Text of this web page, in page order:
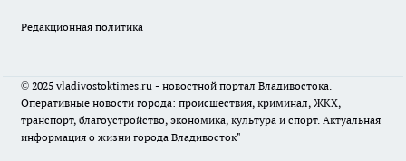
Редакционная политика
© 2025 vladivostoktimes.ru - новостной портал Владивостока.
Оперативные новости города: происшествия, криминал, ЖКХ,
транспорт, благоустройство, экономика, культура и спорт. Актуальная
информация о жизни города Владивосток"